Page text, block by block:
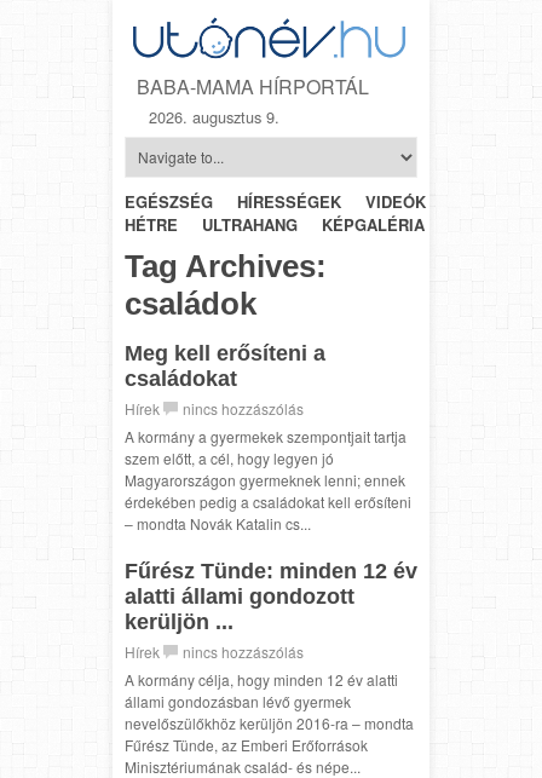
BABA-MAMA HÍRPORTÁL
2026. augusztus 9.
EGÉSZSÉG HÍRESSÉGEK VIDEÓK
HÉTRŐL-
HÉTRE
ULTRAHANG KÉPGALÉRIA
Tag Archives:
családok
Meg kell erősíteni a
családokat
Hírek
nincs hozzászólás
A kormány a gyermekek szempontjait tartja
szem előtt, a cél, hogy legyen jó
Magyarországon gyermeknek lenni; ennek
érdekében pedig a családokat kell erősíteni
– mondta Novák Katalin cs...
Fűrész Tünde: minden 12 év
alatti állami gondozott
kerüljön ...
Hírek
nincs hozzászólás
A kormány célja, hogy minden 12 év alatti
állami gondozásban lévő gyermek
nevelőszülőkhöz kerüljön 2016-ra – mondta
Fűrész Tünde, az Emberi Erőforrások
Minisztériumának család- és népe...